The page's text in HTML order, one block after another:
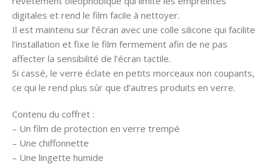
digitales et rend le film facile à nettoyer.
Il est maintenu sur l’écran avec une colle silicone qui facilite
l’installation et fixe le film fermement afin de ne pas
affecter la sensibilité de l’écran tactile.
Si cassé, le verre éclate en petits morceaux non coupants,
ce qui le rend plus sûr que d’autres produits en verre.
Contenu du coffret :
– Un film de protection en verre trempé
– Une chiffonnette
– Une lingette humide